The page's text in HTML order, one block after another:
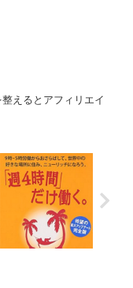
えるとアフィリエイ